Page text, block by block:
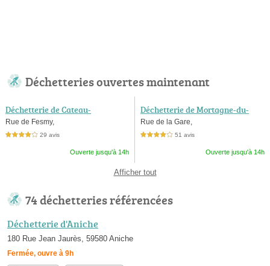
Déchetteries ouvertes maintenant
Déchetterie de Cateau-
cambresis
Rue de Fesmy,
4,0 étoiles sur 5 29 avis
Ouverte jusqu'à 14h
Déchetterie de Mortagne-du-
nord
Rue de la Gare,
4,0 étoiles sur 5 51 avis
Ouverte jusqu'à 14h
Afficher tout
74 déchetteries référencées
Déchetterie d'Aniche
180 Rue Jean Jaurès, 59580 Aniche
Fermée, ouvre à 9h